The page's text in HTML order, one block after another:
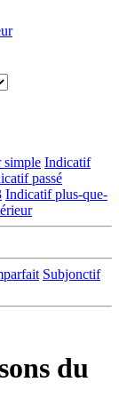
Indicatif
passé
Indicatif plus-que-
Subjonctif
du